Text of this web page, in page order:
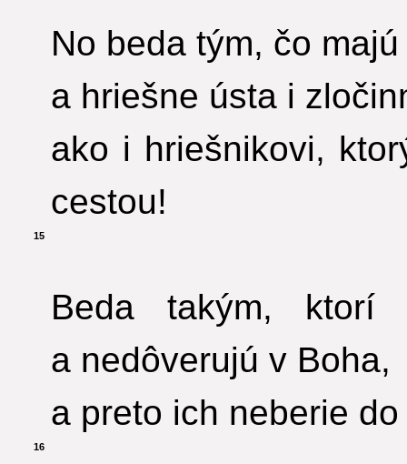
No beda tým, čo
a hriešne ústa i
ako i hriešnikovi,
cestou!
15
Beda takým, ktorí
a nedôverujú v Boha,
a preto ich neberie
16